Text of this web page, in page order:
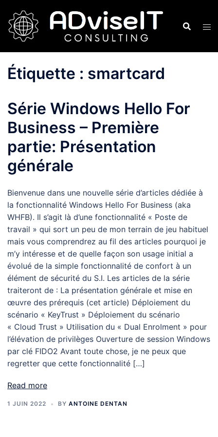
contenu
Étiquette : smartcard
Série Windows Hello For
Business – Première
partie: Présentation
générale
Bienvenue dans une nouvelle série d’articles dédiée à
la fonctionnalité Windows Hello For Business (aka
WHFB). Il s’agit là d’une fonctionnalité « Poste de
travail » qui sort un peu de mon terrain de jeu habituel
mais vous comprendrez au fil des articles pourquoi je
m’y intéresse et de quelle façon son usage initial a
évolué de la simple fonctionnalité de confort à un
élément de sécurité du S.I. Les articles de la série
traiteront de : La présentation générale et mise en
œuvre des prérequis (cet article) Déploiement du
scénario « KeyTrust » Déploiement du scénario
« Cloud Trust » Utilisation du « Dual Enrolment » pour
l’élévation de privilèges Ouverture de session Windows
par clé FIDO2 Avant toute chose, je ne peux que
regretter que cette fonctionnalité […]
Read more
1 JUIN 2022 BY ANTOINE DENTAN